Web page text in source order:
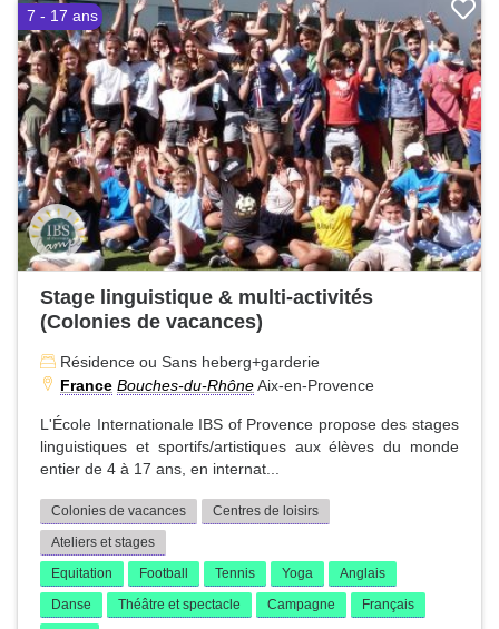
7 - 17 ans
Stage linguistique & multi-activités
(Colonies de vacances)
Résidence ou Sans heberg+garderie
France Bouches-du-RhôneAix-en-Provence
L'École Internationale IBS of Provence propose des stages
linguistiques et sportifs/artistiques aux élèves du monde
entier de 4 à 17 ans, en internat...
Colonies de vacances
Centres de loisirs
Ateliers et stages
Equitation
Football Tennis Yoga
Anglais
Danse
Théâtre et spectacle Campagne
Français